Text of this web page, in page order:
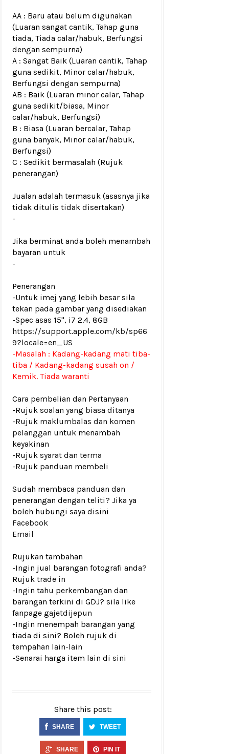
AA : Baru atau belum digunakan
(Luaran sangat cantik, Tahap guna
tiada, Tiada calar/habuk, Berfungsi
dengan sempurna)
A : Sangat Baik (Luaran cantik, Tahap
guna sedikit, Minor calar/habuk,
Berfungsi dengan sempurna)
AB : Baik (Luaran minor calar, Tahap
guna sedikit/biasa, Minor
calar/habuk, Berfungsi)
B : Biasa (Luaran bercalar, Tahap
guna banyak, Minor calar/habuk,
Berfungsi)
C : Sedikit bermasalah (Rujuk
penerangan)
Jualan adalah termasuk (asasnya jika
tidak ditulis tidak disertakan)
-
Jika berminat anda boleh menambah
bayaran untuk
-
Penerangan
-Untuk imej yang lebih besar sila
tekan pada gambar yang disediakan
-Spec asas 15", i7 2.4, 8GB
https://support.apple.com/kb/sp66
9?locale=en_US
-Masalah : Kadang-kadang mati tiba-
tiba / Kadang-kadang susah on /
Kemik. Tiada waranti
Cara pembelian dan Pertanyaan
-Rujuk soalan yang biasa ditanya
-Rujuk maklumbalas dan komen
pelanggan untuk menambah
keyakinan
-Rujuk syarat dan terma
-Rujuk panduan membeli
Sudah membaca panduan dan
penerangan dengan teliti? Jika ya
boleh hubungi saya disini
Facebook
Email
Rujukan tambahan
-Ingin jual barangan fotografi anda?
Rujuk trade in
-Ingin tahu perkembangan dan
barangan terkini di GDJ? sila like
fanpage gajetdijepun
-Ingin menempah barangan yang
tiada di sini? Boleh rujuk di
tempahan lain-lain
-Senarai harga item lain di sini
Share this post:
SHARE TWEET
SHARE PIN IT